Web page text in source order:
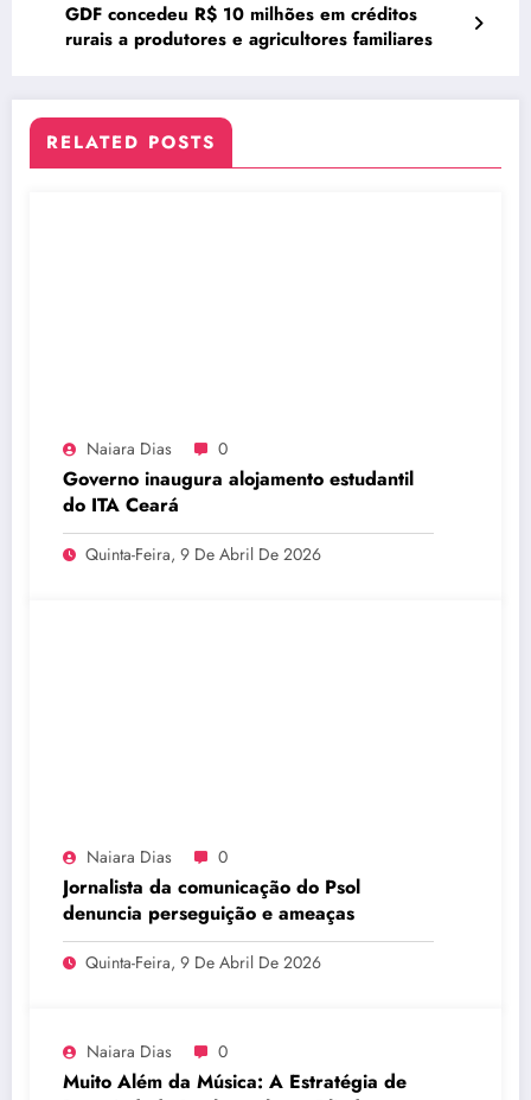
GDF concedeu R$ 10 milhões em créditos
rurais a produtores e agricultores familiares
RELATED POSTS
Naiara Dias 0
Governo inaugura alojamento estudantil
do ITA Ceará
Quinta-Feira, 9 De Abril De 2026
Naiara Dias 0
Jornalista da comunicação do Psol
denuncia perseguição e ameaças
Quinta-Feira, 9 De Abril De 2026
Naiara Dias 0
Muito Além da Música: A Estratégia de